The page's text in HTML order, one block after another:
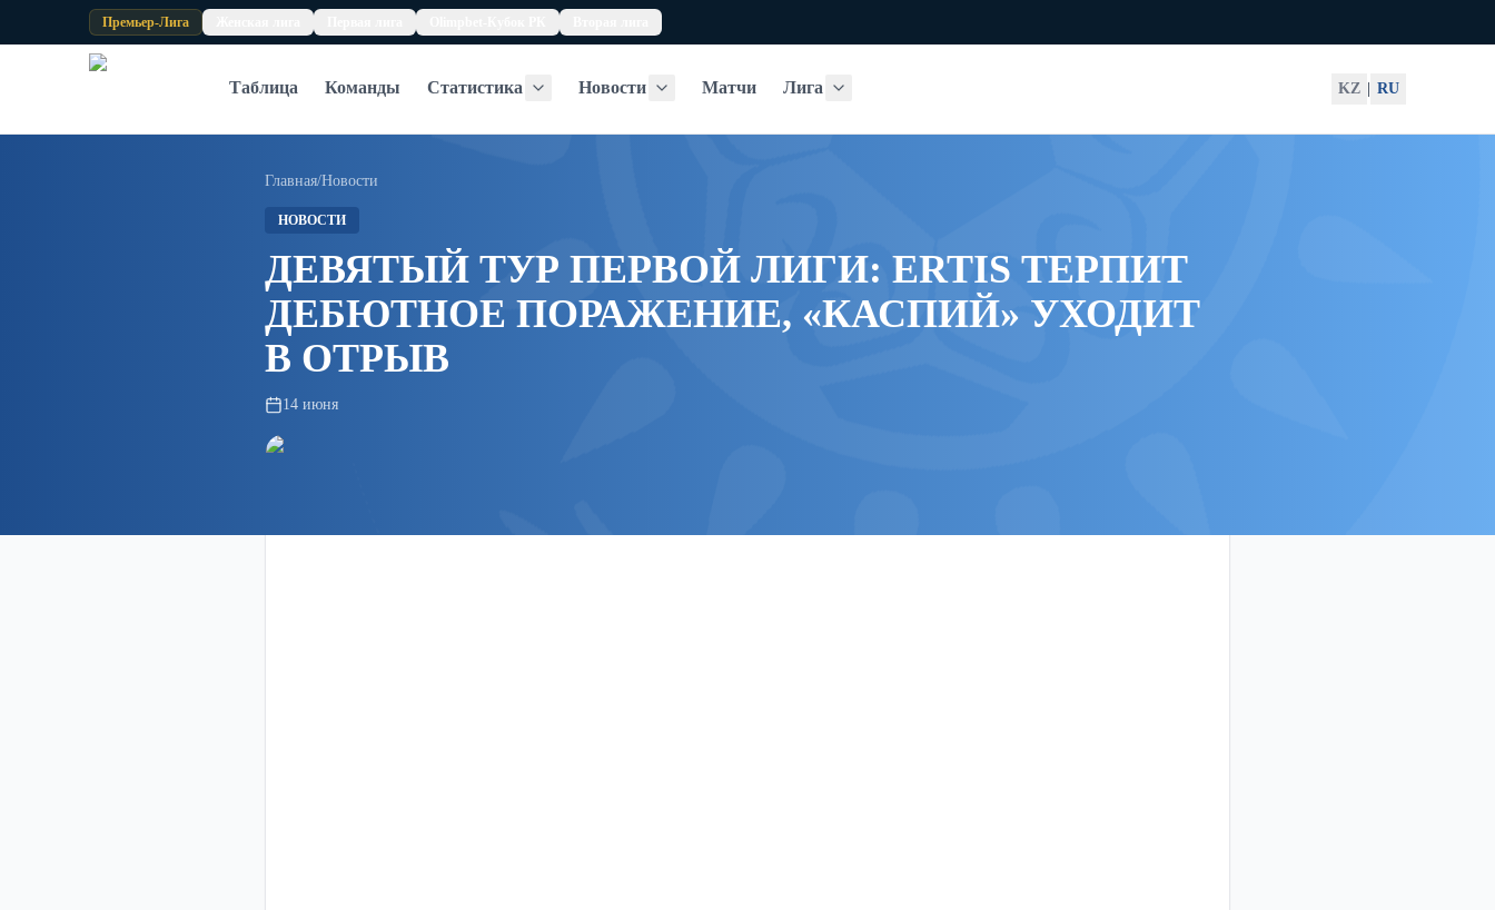
Skip to content
Премьер-Лига
Таблица Команды Статистика Статистика
Новости НовостиМатчи Лига Лига KZ RU
Главная/Новости
НОВОСТИ
ДЕВЯТЫЙ ТУР ПЕРВОЙ ЛИГИ: ERTIS ТЕРПИТ
ДЕБЮТНОЕ ПОРАЖЕНИЕ, «КАСПИЙ» УХОДИТ
В ОТРЫВ
14 июня